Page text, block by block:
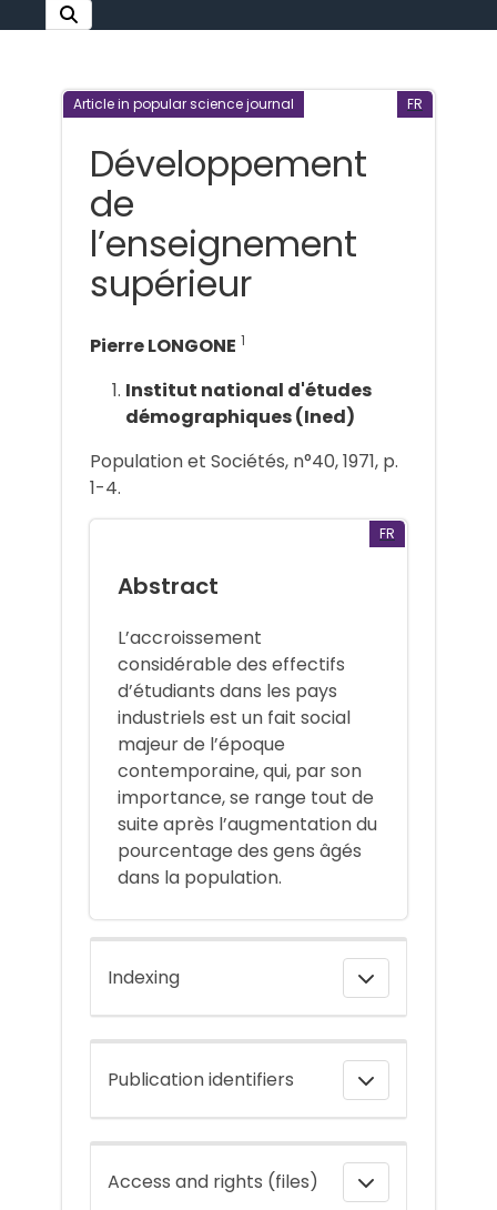
Article in popular science journal FR
Développement
de
l’enseignement
supérieur
Pierre LONGONE 1
Institut national d'études
démographiques (Ined)
Population et Sociétés, n°40, 1971, p.
1-4.
FR
Abstract
L’accroissement
considérable des effectifs
d’étudiants dans les pays
industriels est un fait social
majeur de l’époque
contemporaine, qui, par son
importance, se range tout de
suite après l’augmentation du
pourcentage des gens âgés
dans la population.
Indexing
Publication identifiers
Access and rights (files)